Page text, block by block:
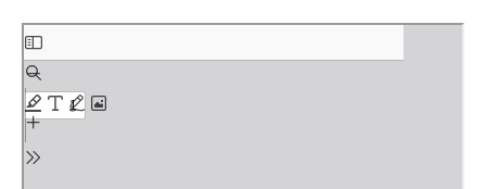
Aller
au
contenu
PDF